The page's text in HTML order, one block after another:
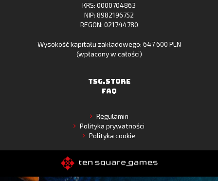
KRS: 0000704863
NIP: 8982196752
REGON: 021744780
Wysokość kapitału zakładowego: 647 600 PLN
(wpłacony w całości)
TSG.STORE
FAQ
Regulamin
Polityka prywatności
Polityka cookie